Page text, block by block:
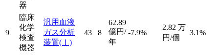
器
9
臨床
化学
検査
機器
汎用血液
ガス分析
装置(Ⅰ)
43 8
62.89
億円/
年
-7.9%
2.82 万
円/個
3.1%